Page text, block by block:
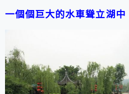
一個個巨大的水車聳立湖中